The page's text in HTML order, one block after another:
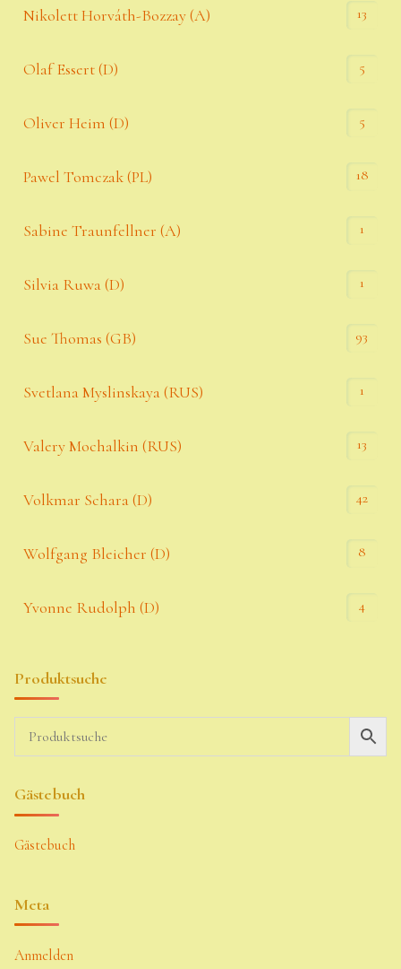
Nikolett Horváth-Bozzay (A) 13
Olaf Essert (D) 5
Oliver Heim (D) 5
Pawel Tomczak (PL) 18
Sabine Traunfellner (A) 1
Silvia Ruwa (D) 1
Sue Thomas (GB) 93
Svetlana Myslinskaya (RUS) 1
Valery Mochalkin (RUS) 13
Volkmar Schara (D) 42
Wolfgang Bleicher (D) 8
Yvonne Rudolph (D) 4
Produktsuche
Gästebuch
Gästebuch
Meta
Anmelden